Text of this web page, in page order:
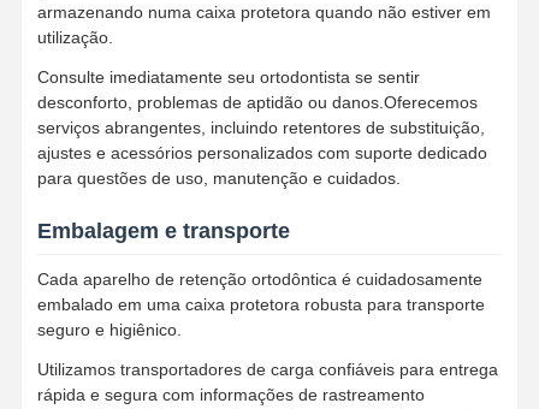
armazenando numa caixa protetora quando não estiver em
utilização.
Consulte imediatamente seu ortodontista se sentir
desconforto, problemas de aptidão ou danos.Oferecemos
serviços abrangentes, incluindo retentores de substituição,
ajustes e acessórios personalizados com suporte dedicado
para questões de uso, manutenção e cuidados.
Embalagem e transporte
Cada aparelho de retenção ortodôntica é cuidadosamente
embalado em uma caixa protetora robusta para transporte
seguro e higiênico.
Utilizamos transportadores de carga confiáveis para entrega
rápida e segura com informações de rastreamento